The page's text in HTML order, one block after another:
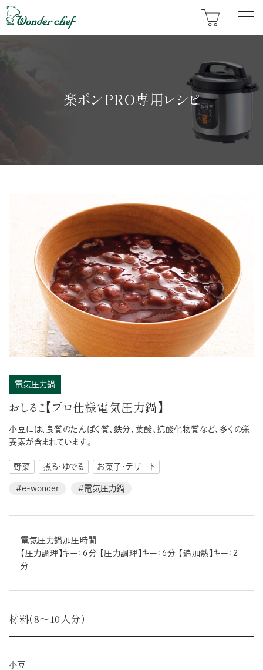
楽ポンPRO専用レシピ
電気圧力鍋
おしるこ【プロ仕様電気圧力鍋】
小豆には、良質のたんぱく質、鉄分、葉酸、抗酸化物質など、多くの栄
養素が含まれています。
野菜 煮る・ゆでる お菓子・デザート
#e-wonder #電気圧力鍋
電気圧力鍋加圧時間
【圧力調理】キー：６分 【圧力調理】キー：６分 【追加熱】キー：２
分
材料（8～10人分）
小豆